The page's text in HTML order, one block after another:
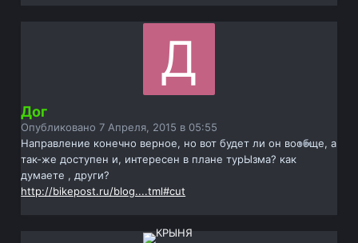
Дог
Опубликовано7 Апреля, 2015 в 05:55
Направление конечно верное, но вот будет ли он вообще, а
так-же доступен и, интересен в плане турЫзма? как
думаете , други?
http://bikepost.ru/blog....tml#cut